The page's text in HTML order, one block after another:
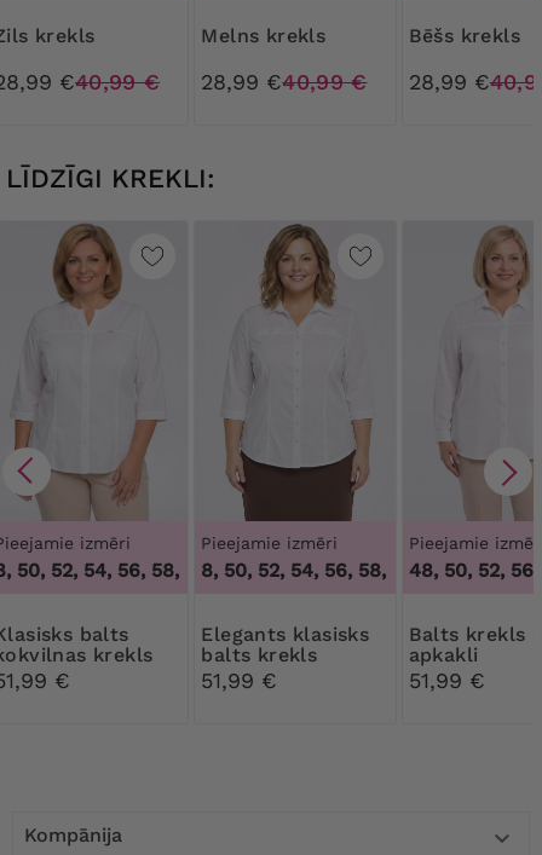
Zils krekls
€40,99 €
Melns krekls
28,99 €40,99 €
Bēšs krekls
28,99 €
LĪDZĪGI KREKLI:
izmēri
52, 54, 56, 58, 60 ,46, 48, 50, 52, 54, 56, 58, 60
krekls
€
Pieejamie izmēri
46, 48, 50, 52, 54, 56, 58,46, 48, 50, 52,
Elegants klasisks
balts krekls
51,99 €
Pieejamie
48, 50, 52,
Balts krekls ar
apkakli
51,99 €
Kompānija 